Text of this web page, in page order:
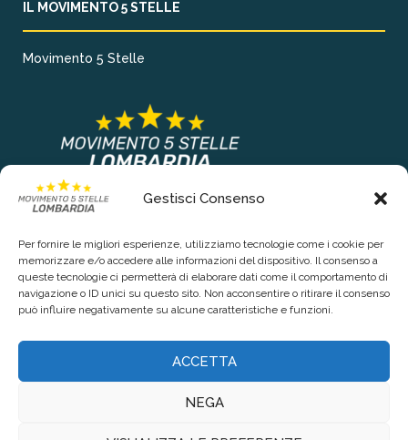
Gestisci Consenso
Per fornire le migliori esperienze, utilizziamo tecnologie come i cookie per
memorizzare e/o accedere alle informazioni del dispositivo. Il consenso a
queste tecnologie ci permetterà di elaborare dati come il comportamento di
navigazione o ID unici su questo sito. Non acconsentire o ritirare il consenso
può influire negativamente su alcune caratteristiche e funzioni.
ACCETTA
NEGA
IL MOVIMENTO 5 STELLE
Movimento 5 Stelle
COLLEGAMENTI PRINCIPALI
Contattaci
Privacy Policy